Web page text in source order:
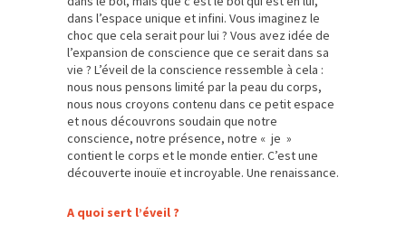
dans l’espace unique et infini. Vous imaginez le
choc que cela serait pour lui ? Vous avez idée de
l’expansion de conscience que ce serait dans sa
vie ? L’éveil de la conscience ressemble à cela :
nous nous pensons limité par la peau du corps,
nous nous croyons contenu dans ce petit espace
et nous découvrons soudain que notre
conscience, notre présence, notre « je »
contient le corps et le monde entier. C’est une
découverte inouïe et incroyable. Une renaissance.
A quoi sert l’éveil ?